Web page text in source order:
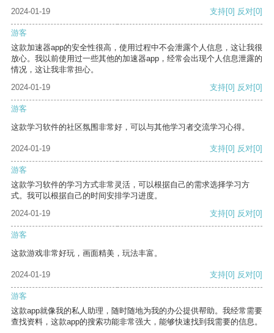
2024-01-19 支持[0] 反对[0]
游客
这款加速器app的安全性很高，使用过程中不会泄露个人信息，这让我很
放心。我以前使用过一些其他的加速器app，经常会出现个人信息泄露的
情况，这让我非常担心。
2024-01-19
支持[0] 反对[0]
游客
这款学习软件的社区氛围非常好，可以与其他学习者交流学习心得。
2024-01-19 支持[0] 反对[0]
游客
这款学习软件的学习方式非常灵活，可以根据自己的需求选择学习方
式。我可以根据自己的时间安排学习进度。
2024-01-19
支持[0] 反对[0]
游客
这款游戏非常好玩，画面精美，玩法丰富。
2024-01-19 支持[0] 反对[0]
游客
这款app就像我的私人助理，随时随地为我的办公提供帮助。我经常需要
查找资料，这款app的搜索功能非常强大，能够快速找到我需要的信息。